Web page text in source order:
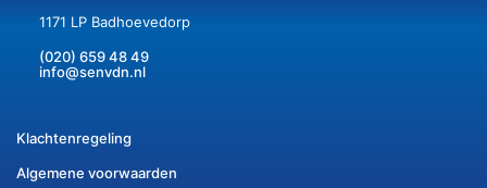
1171 LP Badhoevedorp
(020) 659 48 49
info@senvdn.nl
Klachtenregeling
Algemene voorwaarden